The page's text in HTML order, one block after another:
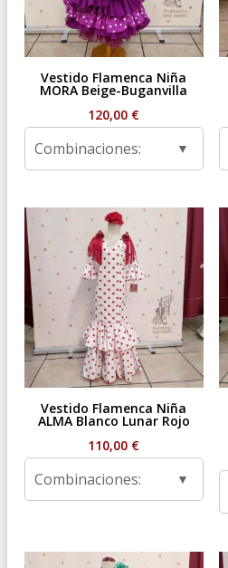
Vestido Flamenca Niña
MORA Beige-Buganvilla
120,00 €
Combinaciones:
Vestido Flamenca Niña
ALMA Blanco Lunar Rojo
110,00 €
Combinaciones: